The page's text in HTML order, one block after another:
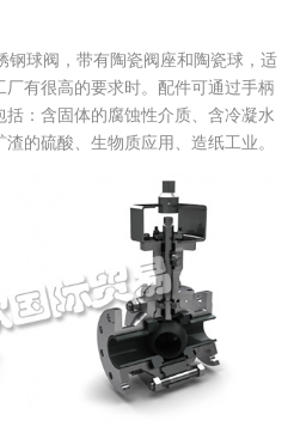
钢球阀，带有陶瓷阀座和陶瓷球，适
有很高的要求时。配件可通过手柄
：含固体的腐蚀性介质、含冷凝水
的硫酸、生物质应用、造纸工业。